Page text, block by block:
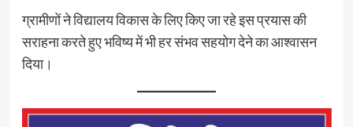
ग्रामीणों ने विद्यालय विकास के लिए किए जा रहे इस प्रयास की
सराहना करते हुए भविष्य में भी हर संभव सहयोग देने का आश्वासन
दिया।